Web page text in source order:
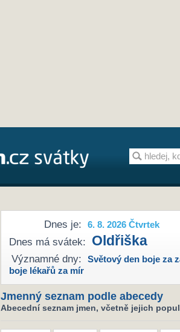
Dnes je: 6. 8. 2026 Čtvrtek
Dnes má svátek: Oldřiška
Významné dny: Světový den boje za
boje lékařů za mír
Jmenný seznam podle abecedy
Abecední seznam jmen, včetně jejich